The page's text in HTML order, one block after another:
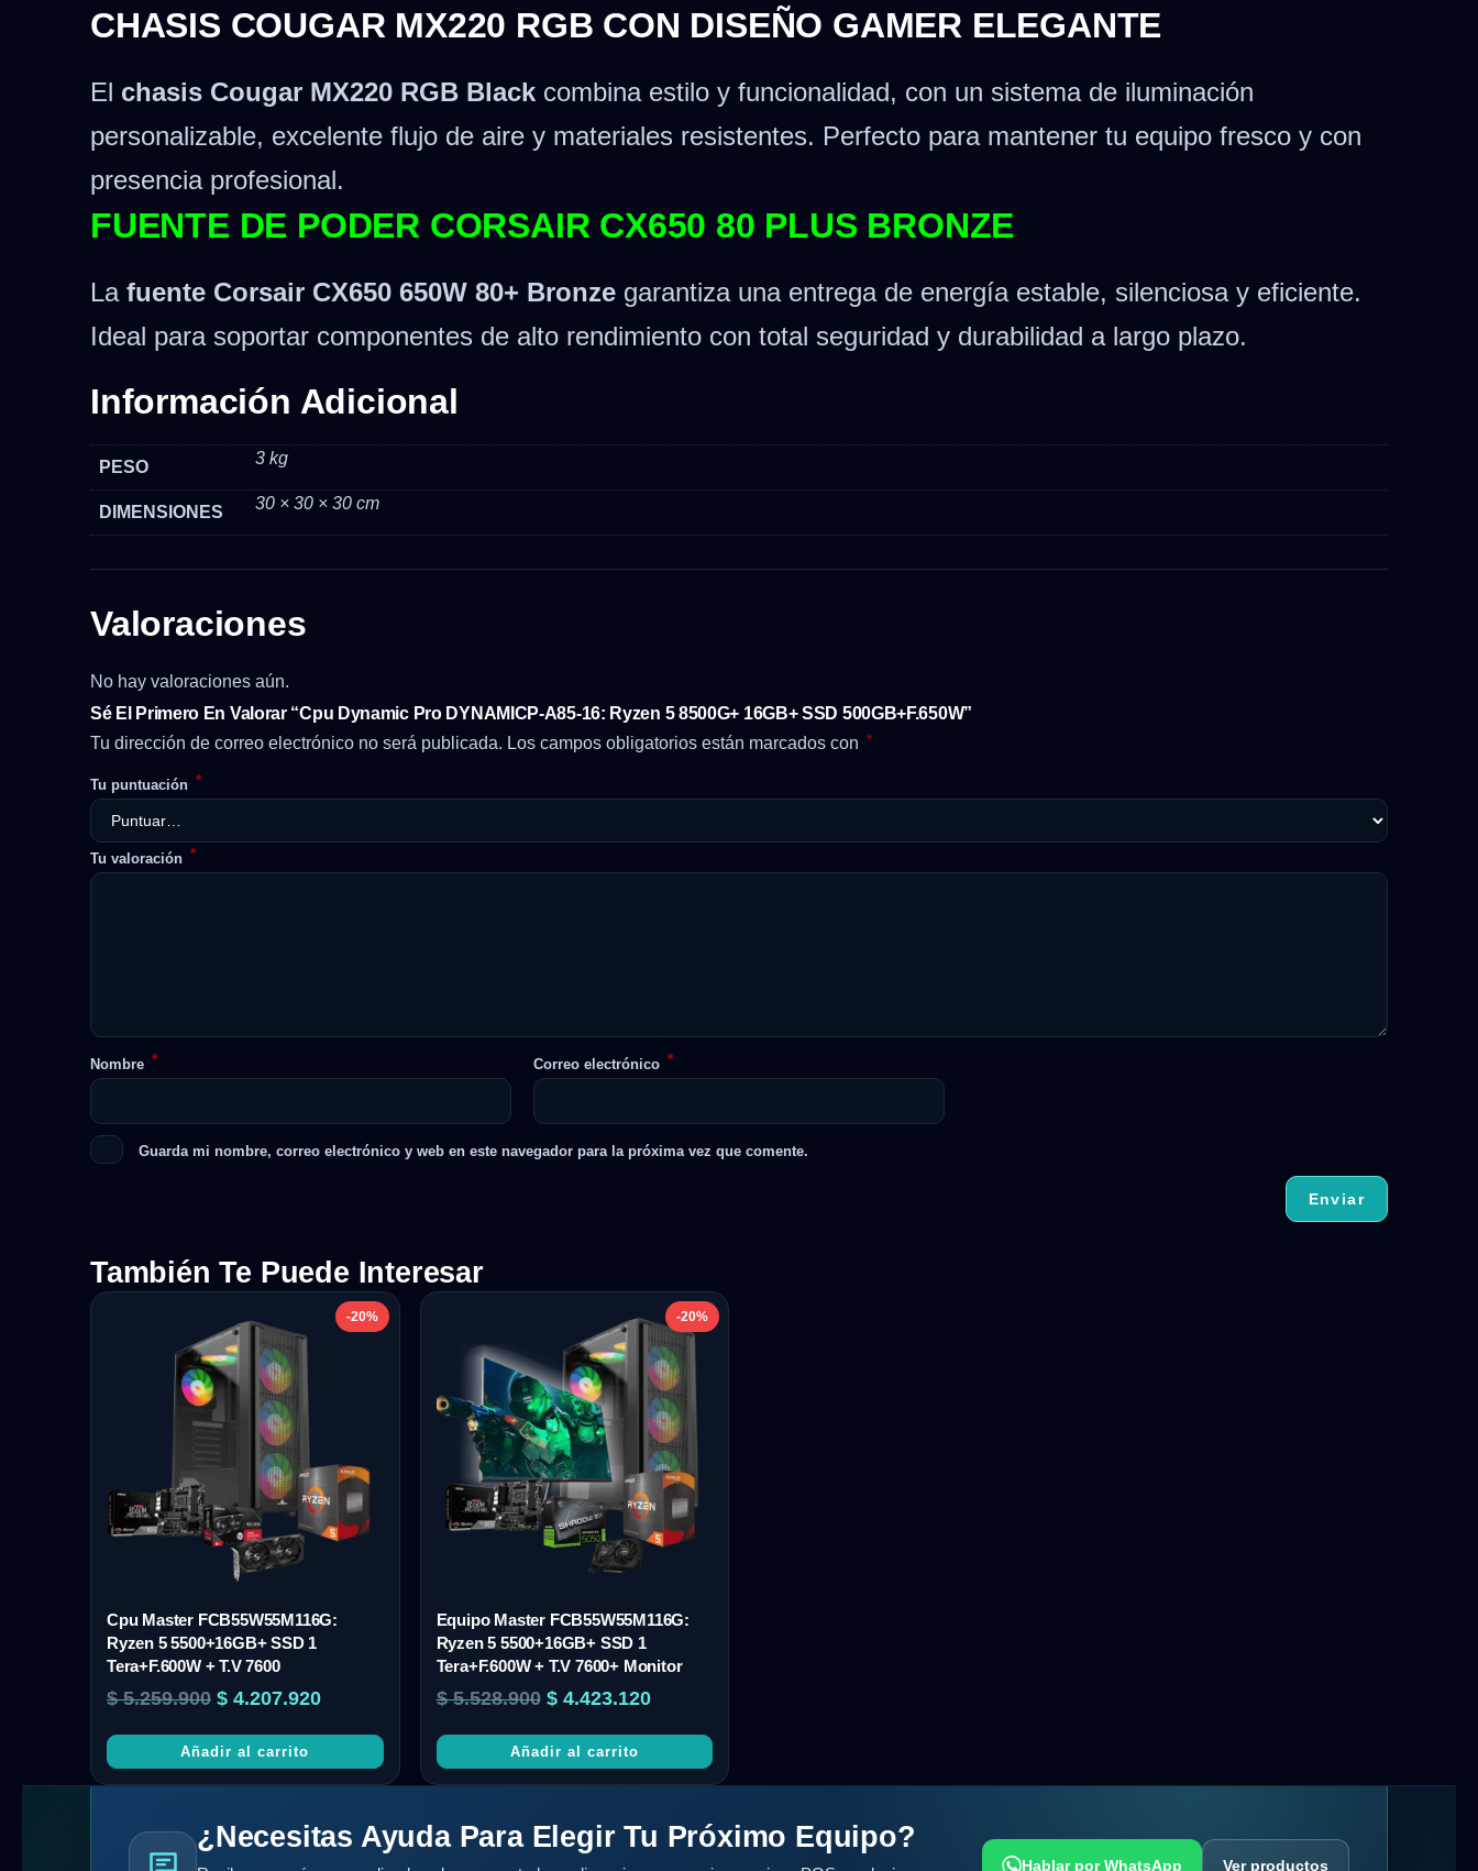
CHASIS COUGAR MX220 RGB CON DISEÑO GAMER ELEGANTE
El chasis Cougar MX220 RGB Black combina estilo y funcionalidad, con un sistema de iluminación
personalizable, excelente flujo de aire y materiales resistentes. Perfecto para mantener tu equipo fresco y con
presencia profesional.
FUENTE DE PODER CORSAIR CX650 80 PLUS BRONZE
La fuente Corsair CX650 650W 80+ Bronze garantiza una entrega de energía estable, silenciosa y eficiente.
Ideal para soportar componentes de alto rendimiento con total seguridad y durabilidad a largo plazo.
Información Adicional
PESO 3 kg
DIMENSIONES 30 × 30 × 30 cm
Valoraciones
No hay valoraciones aún.
Sé El Primero En Valorar “Cpu Dynamic Pro DYNAMICP-A85-16: Ryzen 5 8500G+ 16GB+ SSD 500GB+F.650W”
Tu dirección de correo electrónico no será publicada. Los campos obligatorios están marcados con *
Tu puntuación *
Tu valoración *
Nombre * Correo electrónico *
Guarda mi nombre, correo electrónico y web en este navegador para la próxima vez que comente.
También Te Puede Interesar
-20%
Cpu Master FCB55W55M116G:
Ryzen 5 5500+16GB+ SSD 1
Tera+F.600W + T.V 7600
$5.259.900 $ 4.207.920
Añadir al carrito
-20%
Equipo Master FCB55W55M116G:
Ryzen 5 5500+16GB+ SSD 1
Tera+F.600W + T.V 7600+ Monitor
$5.528.900 $4.423.120
Añadir al carrito
¿Necesitas Ayuda Para Elegir Tu Próximo Equipo?
Hablar por WhatsApp Ver productos